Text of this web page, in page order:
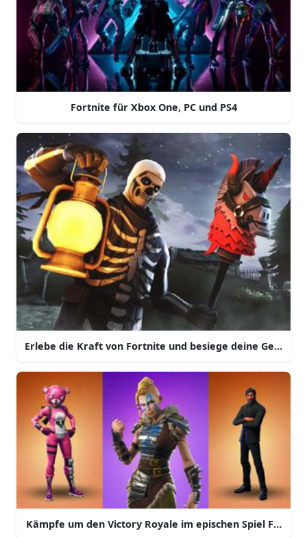
Fortnite für Xbox One, PC und PS4
Erlebe die Kraft von Fortnite und besiege deine Gegner
Kämpfe um den Victory Royale im epischen Spiel